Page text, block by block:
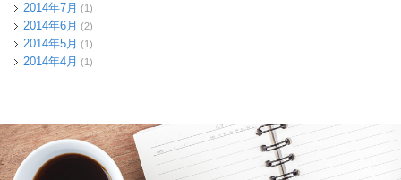
2014年7月 (1)
2014年6月 (2)
2014年5月 (1)
2014年4月 (1)